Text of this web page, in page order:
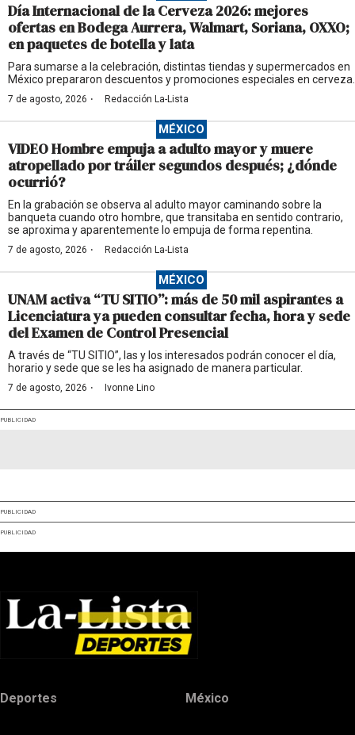
Día Internacional de la Cerveza 2026: mejores
ofertas en Bodega Aurrera, Walmart, Soriana, OXXO;
en paquetes de botella y lata
Para sumarse a la celebración, distintas tiendas y supermercados en
México prepararon descuentos y promociones especiales en cerveza.
7 de agosto, 2026 · Redacción La-Lista
MÉXICO
VIDEO Hombre empuja a adulto mayor y muere
atropellado por tráiler segundos después; ¿dónde
ocurrió?
En la grabación se observa al adulto mayor caminando sobre la
banqueta cuando otro hombre, que transitaba en sentido contrario,
se aproxima y aparentemente lo empuja de forma repentina.
7 de agosto, 2026 · Redacción La-Lista
MÉXICO
UNAM activa “TU SITIO”: más de 50 mil aspirantes a
Licenciatura ya pueden consultar fecha, hora y sede
del Examen de Control Presencial
A través de “TU SITIO”, las y los interesados podrán conocer el día,
horario y sede que se les ha asignado de manera particular.
7 de agosto, 2026 · Ivonne Lino
PUBLICIDAD
PUBLICIDAD
PUBLICIDAD
Deportes México